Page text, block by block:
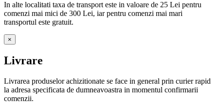
In alte localitati taxa de transport este in valoare de 25 Lei pentru
comenzi mai mici de 300 Lei, iar pentru comenzi mai mari
transportul este gratuit.
×
Livrare
Livrarea produselor achizitionate se face in general prin curier rapid
la adresa specificata de dumneavoastra in momentul confirmarii
comenzii.